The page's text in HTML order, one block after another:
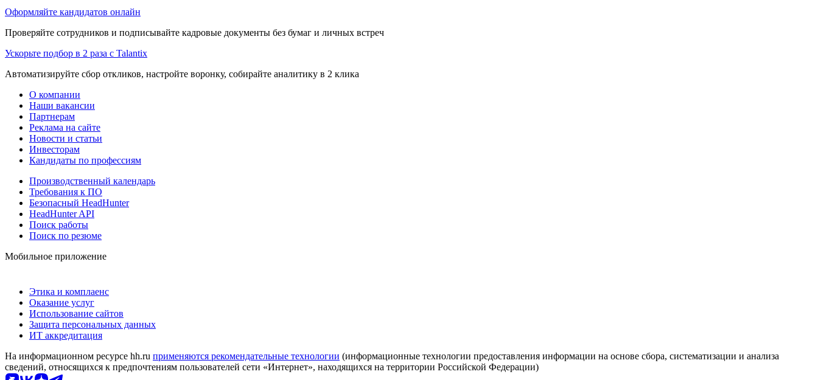
Оформляйте кандидатов онлайн
Проверяйте сотрудников и подписывайте кадровые документы без бумаг и личных встреч
Ускорьте подбор в 2 раза с Talantix
Автоматизируйте сбор откликов, настройте воронку, собирайте аналитику в 2 клика
О компании
Наши вакансии
Партнерам
Реклама на сайте
Новости и статьи
Инвесторам
Кандидаты по профессиям
Производственный календарь
Требования к ПО
Безопасный HeadHunter
HeadHunter API
Поиск работы
Поиск по резюме
Мобильное приложение
Этика и комплаенс
Оказание услуг
Использование сайтов
Защита персональных данных
ИТ аккредитация
На информационном ресурсе hh.ru применяются рекомендательные технологии (информационные технологии предоставления информации на основе сбора, систематизации и анализа
сведений, относящихся к предпочтениям пользователей сети «Интернет», находящихся на территории Российской Федерации)